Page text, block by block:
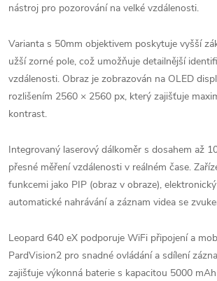
nástroj pro pozorování na velké vzdálenosti.
Varianta s 50mm objektivem poskytuje vyšší
užší zorné pole, což umožňuje detailnější
vzdálenosti. Obraz je zobrazován na OLED
rozlišením 2560 × 2560 px, který zajišťuje
kontrast.
Integrovaný laserový dálkoměr s dosahem až
přesné měření vzdálenosti v reálném čase.
funkcemi jako PIP (obraz v obraze),
automatické nahrávání a záznam videa se
Leopard 640 eX podporuje WiFi připojení a
PardVision2 pro snadné ovládání a sdílení
zajišťuje výkonná baterie s kapacitou 5000